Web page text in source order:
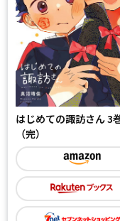
はじめての諏訪さん 3
（完）